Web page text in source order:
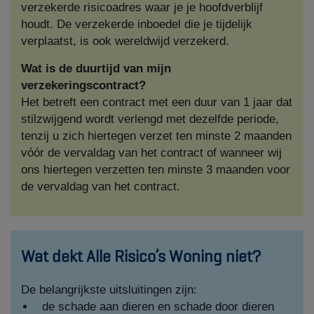
verzekerde risicoadres waar je je hoofdverblijf
houdt. De verzekerde inboedel die je tijdelijk
verplaatst, is ook wereldwijd verzekerd.
Wat is de duurtijd van mijn
verzekeringscontract?
Het betreft een contract met een duur van 1 jaar dat
stilzwijgend wordt verlengd met dezelfde periode,
tenzij u zich hiertegen verzet ten minste 2 maanden
vóór de vervaldag van het contract of wanneer wij
ons hiertegen verzetten ten minste 3 maanden voor
de vervaldag van het contract.
Wat dekt Alle Risico’s Woning niet?
De belangrijkste uitsluitingen zijn:
de schade aan dieren en schade door dieren